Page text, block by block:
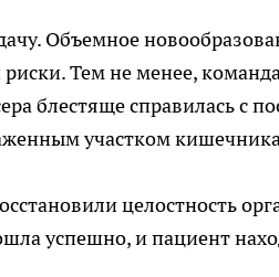
Объемное
Тем не менее,
блестяще справилась с
участком
целостность
успешно, и пациент